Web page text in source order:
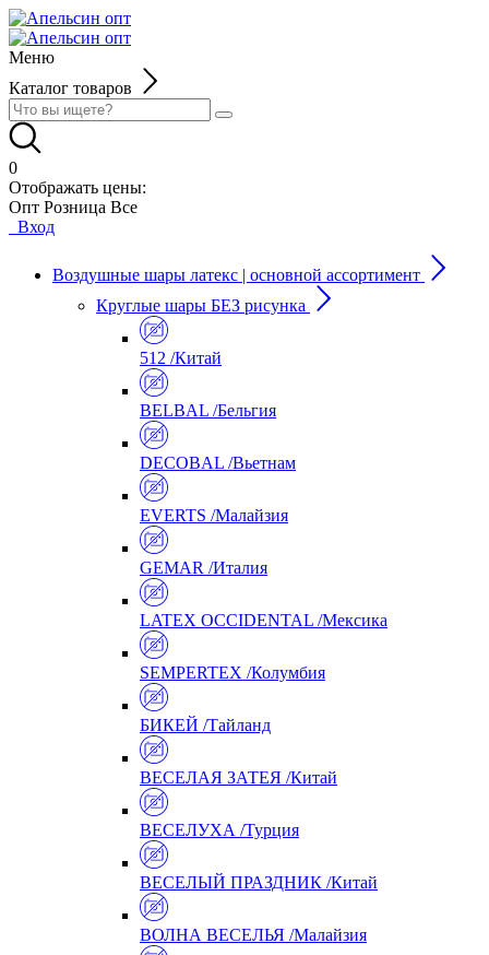
Меню
Каталог товаров
0
Отображать цены:
Опт Розница Все
Вход
Воздушные шары латекс | основной ассортимент
Круглые шары БЕЗ рисунка
512 /Китай
BELBAL /Бельгия
DECOBAL /Вьетнам
EVERTS /Малайзия
GEMAR /Италия
LATEX OCCIDENTAL /Мексика
SEMPERTEX /Колумбия
БИКЕЙ /Тайланд
ВЕСЕЛАЯ ЗАТЕЯ /Китай
ВЕСЕЛУХА /Турция
ВЕСЕЛЫЙ ПРАЗДНИК /Китай
ВОЛНА ВЕСЕЛЬЯ /Малайзия